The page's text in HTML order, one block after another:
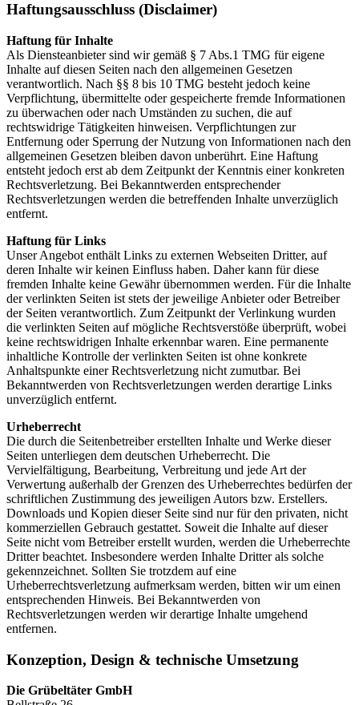
Haftungsausschluss (Disclaimer)
Haftung für Inhalte
Als Diensteanbieter sind wir gemäß § 7 Abs.1 TMG für eigene
Inhalte auf diesen Seiten nach den allgemeinen Gesetzen
verantwortlich. Nach §§ 8 bis 10 TMG besteht jedoch keine
Verpflichtung, übermittelte oder gespeicherte fremde Informationen
zu überwachen oder nach Umständen zu suchen, die auf
rechtswidrige Tätigkeiten hinweisen. Verpflichtungen zur
Entfernung oder Sperrung der Nutzung von Informationen nach den
allgemeinen Gesetzen bleiben davon unberührt. Eine Haftung
entsteht jedoch erst ab dem Zeitpunkt der Kenntnis einer konkreten
Rechtsverletzung. Bei Bekanntwerden entsprechender
Rechtsverletzungen werden die betreffenden Inhalte unverzüglich
entfernt.
Haftung für Links
Unser Angebot enthält Links zu externen Webseiten Dritter, auf
deren Inhalte wir keinen Einfluss haben. Daher kann für diese
fremden Inhalte keine Gewähr übernommen werden. Für die Inhalte
der verlinkten Seiten ist stets der jeweilige Anbieter oder Betreiber
der Seiten verantwortlich. Zum Zeitpunkt der Verlinkung wurden
die verlinkten Seiten auf mögliche Rechtsverstöße überprüft, wobei
keine rechtswidrigen Inhalte erkennbar waren. Eine permanente
inhaltliche Kontrolle der verlinkten Seiten ist ohne konkrete
Anhaltspunkte einer Rechtsverletzung nicht zumutbar. Bei
Bekanntwerden von Rechtsverletzungen werden derartige Links
unverzüglich entfernt.
Urheberrecht
Die durch die Seitenbetreiber erstellten Inhalte und Werke dieser
Seiten unterliegen dem deutschen Urheberrecht. Die
Vervielfältigung, Bearbeitung, Verbreitung und jede Art der
Verwertung außerhalb der Grenzen des Urheberrechtes bedürfen der
schriftlichen Zustimmung des jeweiligen Autors bzw. Erstellers.
Downloads und Kopien dieser Seite sind nur für den privaten, nicht
kommerziellen Gebrauch gestattet. Soweit die Inhalte auf dieser
Seite nicht vom Betreiber erstellt wurden, werden die Urheberrechte
Dritter beachtet. Insbesondere werden Inhalte Dritter als solche
gekennzeichnet. Sollten Sie trotzdem auf eine
Urheberrechtsverletzung aufmerksam werden, bitten wir um einen
entsprechenden Hinweis. Bei Bekanntwerden von
Rechtsverletzungen werden wir derartige Inhalte umgehend
entfernen.
Konzeption, Design & technische Umsetzung
Die Grübeltäter GmbH